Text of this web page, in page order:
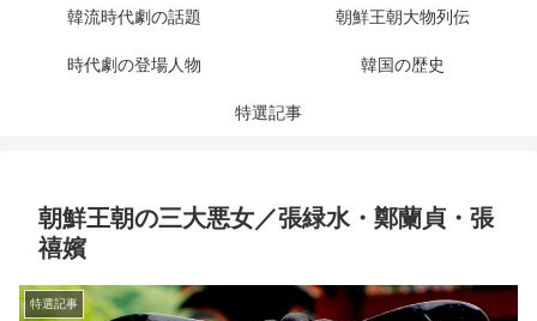
韓流時代劇の話題 朝鮮王朝大物列伝
時代劇の登場人物 韓国の歴史
特選記事
朝鮮王朝の三大悪女／張緑水・鄭蘭貞・張
禧嬪
特選記事